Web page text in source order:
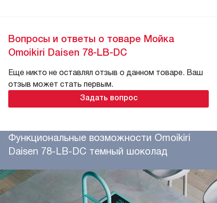
Вопросы и ответы о товаре Мойка
Omoikiri Daisen 78-LB-DC
Еще никто не оставлял отзыв о данном товаре. Ваш
отзыв может стать первым.
Задать вопрос
Функциональные возможности Omoikiri
Daisen 78-LB-DC темный шоколад